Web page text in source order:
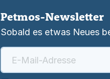
Petmos-Newsletter
Sobald es etwas Neues